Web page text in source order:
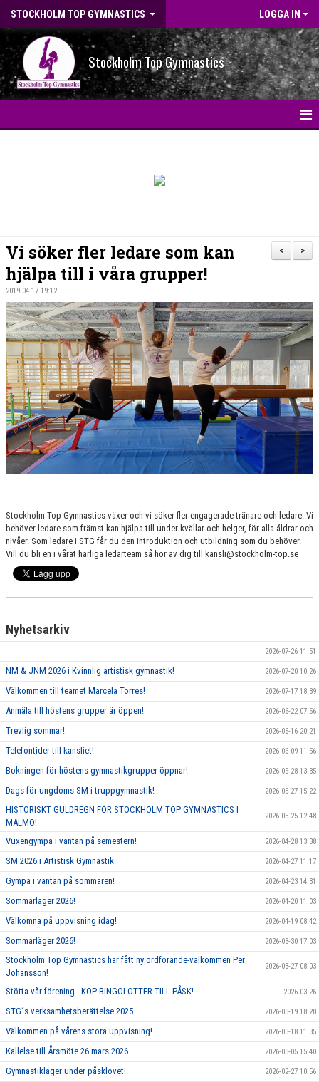
STOCKHOLM TOP GYMNASTICS LOGGA IN
Stockholm Top Gymnastics
OM FÖRENINGEN
VÄRDEGRUND
FÖRENINGSPRODUKTER
KONTAKT
MÄRKESTAGNING
>
<
Vi söker fler ledare som kan
hjälpa till i våra grupper!
2019-04-17 19:12
Stockholm Top Gymnastics växer och vi söker fler engagerade tränare och ledare. Vi
behöver ledare som främst kan hjälpa till under kvällar och helger, för alla åldrar och
nivåer. Som ledare i STG får du den introduktion och utbildning som du behöver.
Vill du bli en i vårat härliga ledarteam så hör av dig till kansli@stockholm-top.se
Nyhetsarkiv
2026-07-26 11:51
NM & JNM 2026 i Kvinnlig artistisk gymnastik! 2026-07-20 10:26
Välkommen till teamet Marcela Torres! 2026-07-17 18:39
Anmäla till höstens grupper är öppen! 2026-06-22 07:56
Trevlig sommar! 2026-06-16 20:21
Telefontider till kansliet! 2026-06-09 11:56
Bokningen för höstens gymnastikgrupper öppnar! 2026-05-28 13:35
Dags för ungdoms-SM i truppgymnastik! 2026-05-27 15:22
HISTORISKT GULDREGN FÖR STOCKHOLM TOP GYMNASTICS I
MALMÖ!
2026-05-25 12:48
Vuxengympa i väntan på semestern! 2026-04-28 13:38
SM 2026 i Artistisk Gymnastik 2026-04-27 11:17
Gympa i väntan på sommaren! 2026-04-23 14:31
Sommarläger 2026! 2026-04-20 11:03
Välkomna på uppvisning idag! 2026-04-19 08:42
Sommarläger 2026! 2026-03-30 17:03
Stockholm Top Gymnastics har fått ny ordförande-välkommen Per
Johansson!
2026-03-27 08:03
Stötta vår förening - KÖP BINGOLOTTER TILL PÅSK! 2026-03-26
STG´s verksamhetsberättelse 2025 2026-03-19 18:20
Välkommen på vårens stora uppvisning! 2026-03-18 11:35
Kallelse till Årsmöte 26 mars 2026 2026-03-05 15:40
Gymnastikläger under påsklovet! 2026-02-27 10:56